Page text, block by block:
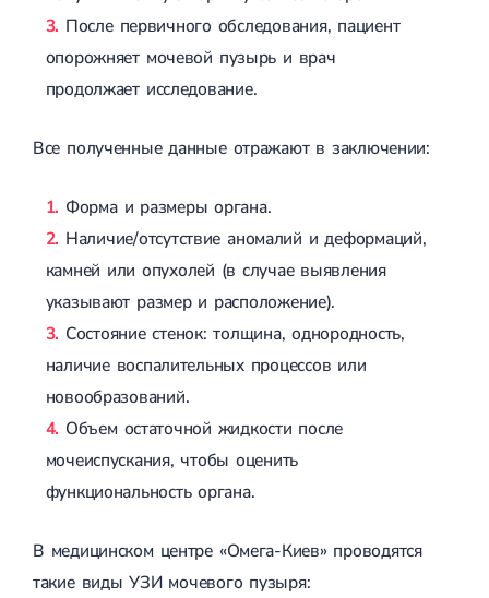
После первичного обследования, пациент
опорожняет мочевой пузырь и врач
продолжает исследование.
Все полученные данные отражают в заключении:
Форма и размеры органа.
Наличие/отсутствие аномалий и деформаций,
камней или опухолей (в случае выявления
указывают размер и расположение).
Состояние стенок: толщина, однородность,
наличие воспалительных процессов или
новообразований.
Объем остаточной жидкости после
мочеиспускания, чтобы оценить
функциональность органа.
В медицинском центре «Омега-Киев» проводятся
такие виды УЗИ мочевого пузыря: